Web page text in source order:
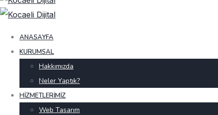
ANASAYFA
KURUMSAL
Hakkımızda
Neler Yaptık?
HIZMETLERIMIZ
Web Tasarım